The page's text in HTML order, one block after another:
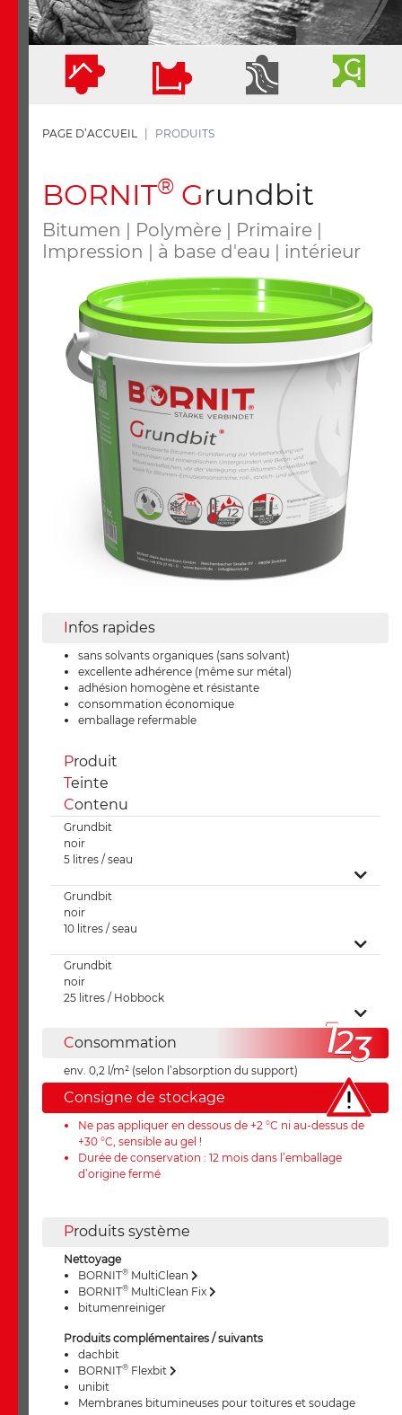
PAGE D’ACCUEIL PRODUITS
BORNIT® Grundbit
Bitumen | Polymère | Primaire |
Impression | à base d'eau | intérieur
nfos rapides
sans solvants organiques (sans solvant)
excellente adhérence (même sur métal)
adhésion homogène et résistante
consommation économique
emballage refermable
Produit
Teinte
Contenu
Grundbit
noir
5 litres / seau
Grundbit
noir
10 litres / seau
Grundbit
noir
25 litres / Hobbock
Consommation
env. 0,2 l/m² (selon l’absorption du support)
Consigne de stockage
Ne pas appliquer en dessous de +2 °C ni au-dessus de
+30 °C, sensible au gel !
Durée de conservation : 12 mois dans l’emballage
d’origine fermé
Produits système
Nettoyage
BORNIT® MultiClean
BORNIT® MultiClean Fix
bitumenreiniger
Produits complémentaires / suivants
dachbit
BORNIT® Flexbit
unibit
Membranes bitumineuses pour toitures et soudage